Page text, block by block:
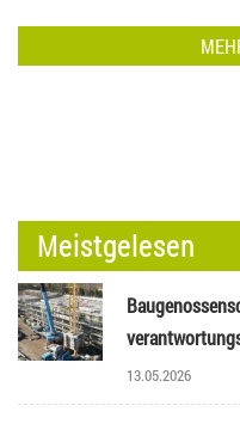
Meistgelesen
13.05.2026